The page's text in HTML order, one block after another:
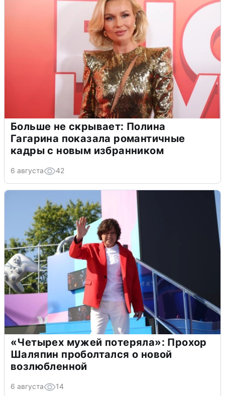
Больше не скрывает: Полина
Гагарина показала романтичные
кадры с новым избранником
6 августа 42
«Четырех мужей потеряла»: Прохор
Шаляпин проболтался о новой
возлюбленной
6 августа 14